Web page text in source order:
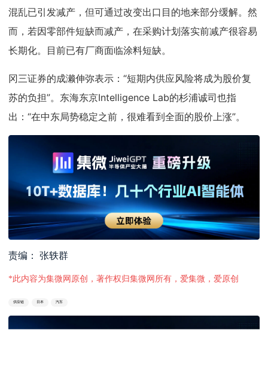
混乱已引发减产，但可通过改变出口目的地来部分缓解。然
而，若因零部件短缺而减产，在采购计划落实前减产很容易
长期化。目前已有厂商面临涂料短缺。
冈三证券的成濑伸弥表示：“短期内供应风险将成为股价复
苏的负担”。东海东京Intelligence Lab的杉浦诚司也指
出：“在中东局势稳定之前，很难看到全面的股价上涨”。
责编： 张轶群
*此内容为集微网原创，著作权归集微网所有，爱集微，爱原创
供应链 日本 汽车